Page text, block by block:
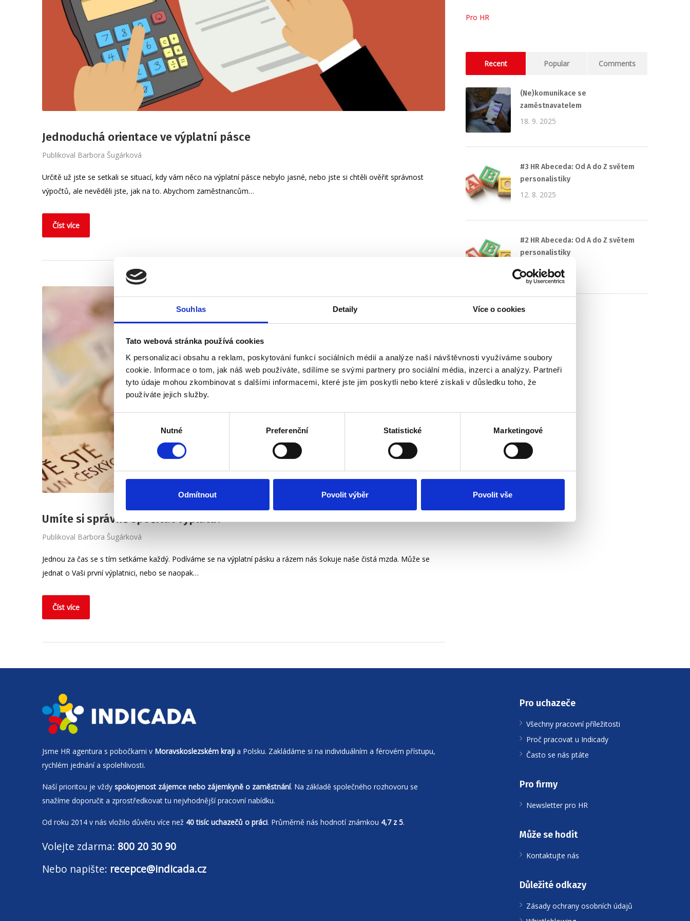
Souhlas Detaily Více o cookies
Tato webová stránka používá cookies
K personalizaci obsahu a reklam, poskytování funkcí sociálních médií a analýze naší návštěvnosti využíváme soubory
cookie. Informace o tom, jak náš web používáte, sdílíme se svými partnery pro sociální média, inzerci a analýzy. Partneři
tyto údaje mohou zkombinovat s dalšími informacemi, které jste jim poskytli nebo které získali v důsledku toho, že
používáte jejich služby.
Výběr
souhlasu
Nutné Preferenční Statistické Marketingové
Odmítnout Povolit výběr Povolit vše
Jednoduchá orientace ve výplatní pásce
Publikoval Barbora Šugárková
Určitě už jste se setkali se situací, kdy vám něco na výplatní pásce nebylo jasné, nebo jste si chtěli ověřit správnost
výpočtů, ale nevěděli jste, jak na to. Abychom zaměstnancům…
Číst více
Umíte si správně spočítat výplatu?
Publikoval Barbora Šugárková
Jednou za čas se s tím setkáme každý. Podíváme se na výplatní pásku a rázem nás šokuje naše čistá mzda. Může se
jednat o Vaši první výplatnici, nebo se naopak…
Číst více
Pro HR
Recent Popular Comments
(Ne)komunikace se
zaměstnavatelem
18. 9. 2025
#3 HR Abeceda: Od A do Z světem
personalistiky
12. 8. 2025
#2 HR Abeceda: Od A do Z světem
personalistiky
22. 7. 2025
Jsme HR agentura s pobočkami v Moravskoslezském kraji a Polsku. Zakládáme si na individuálním a férovém přístupu,
rychlém jednání a spolehlivosti.
Naší prioritou je vždy spokojenost zájemce nebo zájemkyně o zaměstnání. Na základě společného rozhovoru se
snažíme doporučit a zprostředkovat tu nejvhodnější pracovní nabídku.
Od roku 2014 v nás vložilo důvěru více než 40 tisíc uchazečů o práci. Průměrně nás hodnotí známkou 4,7 z 5.
Volejte zdarma: 800 20 30 90
Nebo napište: recepce@indicada.cz
Pro uchazeče
Všechny pracovní příležitosti
Proč pracovat u Indicady
Často se nás ptáte
Pro firmy
Newsletter pro HR
Může se hodit
Kontaktujte nás
Důležité odkazy
Zásady ochrany osobních údajů